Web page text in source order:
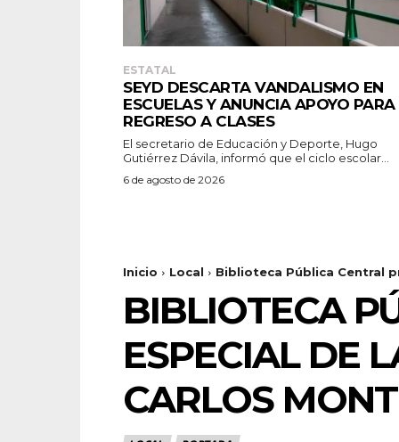
ESTATAL
SEYD DESCARTA VANDALISMO EN
ESCUELAS Y ANUNCIA APOYO PARA
REGRESO A CLASES
El secretario de Educación y Deporte, Hugo
Gutiérrez Dávila, informó que el ciclo escolar...
6 de agosto de 2026